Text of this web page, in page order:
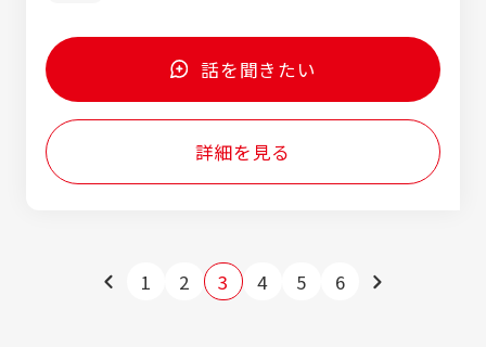
アは愛知県内 基本的に⽇帰り可能で、⻑期出
張はありません。 まずはハートフルマンショ
ンの社風を感じてみて下さい。 下記『話を聞
きたい』コマンドからの面談のご予約をお待
話を聞きたい
詳細を見る
1 2 3 4 5 6